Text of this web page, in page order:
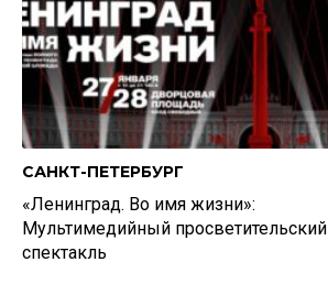
САНКТ-ПЕТЕРБУРГ
«Ленинград. Во имя жизни»:
Мультимедийный просветительский
спектакль